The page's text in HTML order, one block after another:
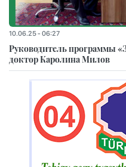
10.06.25 - 06:27
Руководитель программы
доктор Каролина Милов